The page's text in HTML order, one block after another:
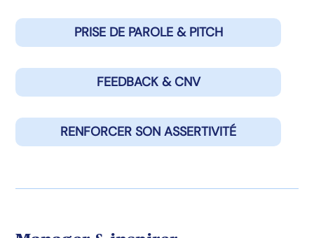
PRISE DE PAROLE & PITCH
FEEDBACK & CNV
RENFORCER SON ASSERTIVITÉ